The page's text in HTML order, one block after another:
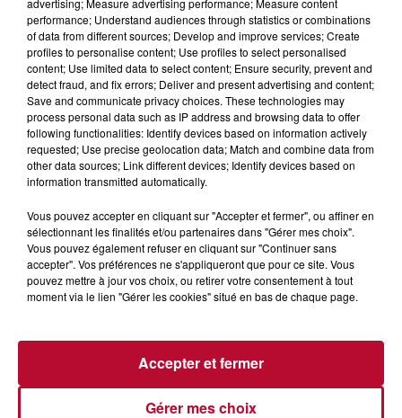
7 août 2026
NOS IDÉES DE SORTIE POUR CE WEEK-END
Comme tous les vendredis, voici une petite sélection des
rendez-vous à ne pas manquer dans le coin. Que vous ayez
envie de voyager à l'autre bout du monde,...
performance; Understand audiences through statistics or combinations
of data from different sources; Develop and improve services; Create
profiles to personalise content; Use profiles to select personalised
content; Use limited data to select content; Ensure security, prevent and
detect fraud, and fix errors; Deliver and present advertising and content;
Save and communicate privacy choices. These technologies may
process personal data such as IP address and browsing data to offer
following functionalities: Identify devices based on information actively
requested; Use precise geolocation data; Match and combine data from
other data sources; Link different devices; Identify devices based on
information transmitted automatically.
Vous pouvez accepter en cliquant sur "Accepter et fermer", ou affiner en
sélectionnant les finalités et/ou partenaires dans "Gérer mes choix".
Vous pouvez également refuser en cliquant sur "Continuer sans
accepter". Vos préférences ne s'appliqueront que pour ce site. Vous
pouvez mettre à jour vos choix, ou retirer votre consentement à tout
moment via le lien "Gérer les cookies" situé en bas de chaque page.
Gérer mes choix
Accepter et fermer